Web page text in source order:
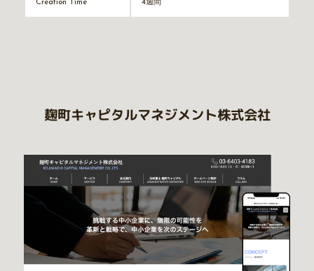
Creation Time 4週間
麹町キャピタルマネジメント株式会社